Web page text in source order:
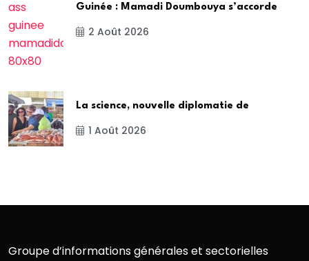
Guinée : Mamadi Doumbouya s’accorde
2 Août 2026
La science, nouvelle diplomatie de
1 Août 2026
Groupe d’informations générales et sectorielles